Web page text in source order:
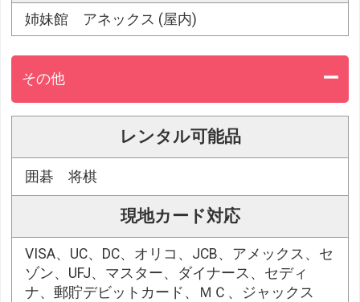
姉妹館 アネックス (屋内)
その他
レンタル可能品
囲碁 将棋
現地カード対応
VISA、UC、DC、オリコ、JCB、アメックス、セ
ゾン、UFJ、マスター、ダイナース、セディ
ナ、郵貯デビットカード、ＭＣ、ジャックス